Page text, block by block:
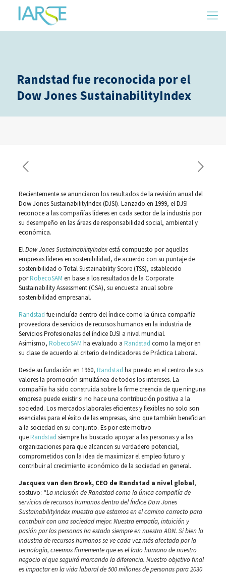
Randstad fue reconocida por el
Dow Jones SustainabilityIndex
Recientemente se anunciaron los resultados de la revisión anual del
Dow Jones SustainabilityIndex (DJSI). Lanzado en 1999, el DJSI
reconoce a las compañías líderes en cada sector de la industria por
su desempeño en las áreas de responsabilidad social, ambiental y
económica.
ElDow Jones SustainabilityIndexestá compuesto por aquellas
empresas líderes en sostenibilidad, de acuerdo con su puntaje de
sostenibilidad o Total Sustainability Score (TSS), establecido
porRobecoSAM en base a los resultados de la Corporate
Sustainability Assessment (CSA), su encuesta anual sobre
sostenibilidad empresarial.
Randstad fue incluída dentro del índice como la única compañía
proveedora de servicios de recursos humanos en la industria de
Servicios Profesionales del índice DJSI a nivel mundial.
Asimismo, RobecoSAM ha evaluado a Randstad como la mejor en
su clase de acuerdo al criterio de Indicadores de Práctica Laboral.
Desde su fundación en 1960, Randstad ha puesto en el centro de sus
valores la promoción simultánea de todos los intereses. La
compañía ha sido construida sobre la firme creencia de que ninguna
empresa puede existir si no hace una contribución positiva a la
sociedad. Los mercados laborales eficientes y flexibles no solo son
esenciales para el éxito de las empresas, sino que también benefician
a la sociedad en su conjunto. Es por este motivo
queRandstad siempre ha buscado apoyar a las personas y a las
organizaciones para que alcancen su verdadero potencial,
comprometidos con la idea de maximizar el empleo futuro y
contribuir al crecimiento económico de la sociedad en general.
Jacques van den Broek, CEO de Randstad a nivel global,
sostuvo: “La inclusión de Randstad como la única compañía de
servicios de recursos humanos dentro del Índice Dow Jones
SustainabilityIndex muestra que estamos en el camino correcto para
contribuir con una sociedad mejor. Nuestra empatía, intuición y
pasión por las personas ha estado siempre en nuestro ADN. Si bien la
industria de recursos humanos se ve cada vez más afectada por la
tecnología, creemos firmemente que es el lado humano de nuestro
negocio el que seguirá marcando la diferencia. Nuestro objetivo final
es impactar en la vida laboral de 500 millones de personas para 2030